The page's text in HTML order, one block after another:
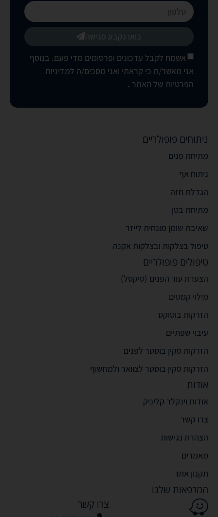
אשמח לקבל עדכונים ופרסומים מדי פעם. בנוסף
אני מאשר/ת כי קראתי ואני מסכים/ה למדיניות
הפרטיות של האתר .
בואו נקבע פגישה
ניתוחים פופולריים
מתיחת פנים
ניתוח אף
הגדלת חזה
מתיחת בטן
שאיבת שומן מונחית לייזר
טיפול בצלקות ובצלקות אקנה
טיפולים פופולריים
הצערת עור הפנים (טיקסל)
מילוי קמטים
הזרקות בוטוקס
עיבוי שפתיים
הזרקות סקין בוסטר לפנים
הזרקות סקין בוסטר לצוואר ולמחשוף
אודות
אודות וינקלר קליניק
צרו קשר
הצהרת נגישות
מאמרים
תקנון אתר
המרפאות שלנו
צרו קשר